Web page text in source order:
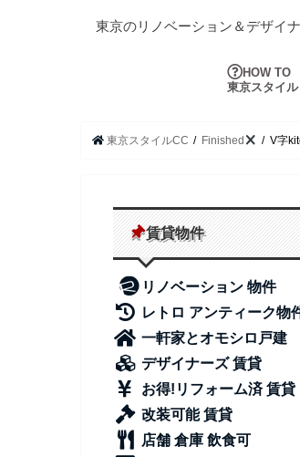
東京のリノベーション＆デザイ
HOW TO
東京スタイル
東京スタイルCC Finished V字
賃貸物件
リノベーション 物件
レトロ アンティーク物
一軒家とオモシロ戸建
デザイナーズ 賃貸
お得!リフォーム済 賃貸
改装可能 賃貸
店舗 倉庫 飲食可